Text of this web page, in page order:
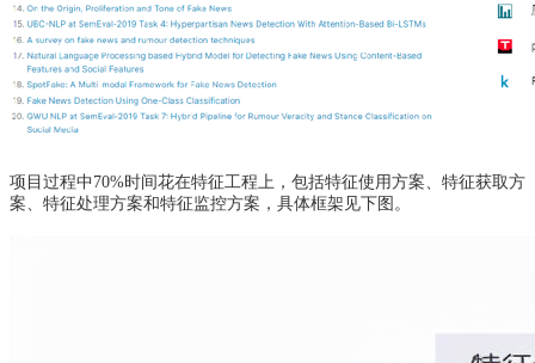
项目过程中70%时间花在特征工程上，包括特征使用方案、特征获取方
案、特征处理方案和特征监控方案，具体框架见下图。